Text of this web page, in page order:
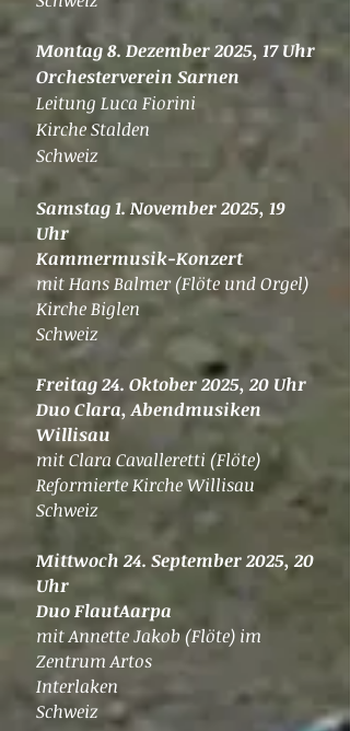
Montag 8. Dezember 2025, 17 Uhr
Orchesterverein Sarnen
Leitung Luca Fiorini
Kirche Stalden
Schweiz
Samstag 1. November 2025, 19
Uhr
Kammermusik-Konzert
mit Hans Balmer (Flöte und Orgel)
Kirche Biglen
Schweiz
Freitag 24. Oktober 2025, 20 Uhr
Duo Clara, Abendmusiken
Willisau
mit Clara Cavalleretti (Flöte)
Reformierte Kirche Willisau
Schweiz
Mittwoch 24. September 2025, 20
Uhr
Duo FlautAarpa
mit Annette Jakob (Flöte) im
Zentrum Artos
Interlaken
Schweiz